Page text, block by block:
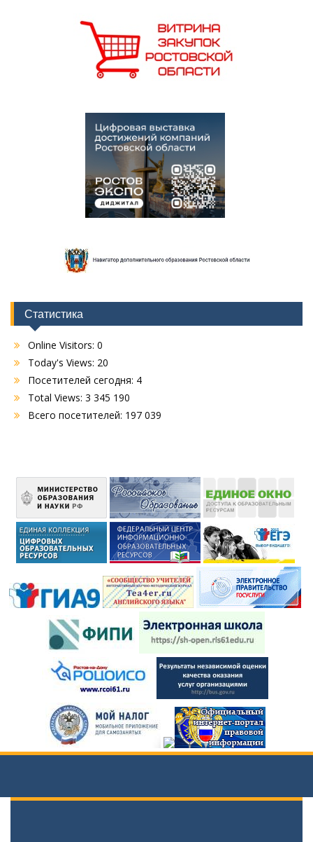
Статистика
Online Visitors: 0
Today's Views: 20
Посетителей сегодня: 4
Total Views: 3 345 190
Всего посетителей: 197 039